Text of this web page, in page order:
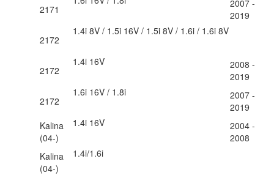
2171
2007 -
2019
2172
1.4i 8V / 1.5i 16V / 1.5i 8V / 1.6i / 1.6i 8V
2172
1.4i 16V
2008 -
2019
2172
1.6i 16V / 1.8i
2007 -
2019
Kalina
(04-)
1.4i 16V
2004 -
2008
Kalina
(04-)
1.4i/1.6i